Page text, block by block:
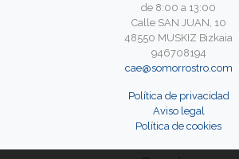
de 8:00 a 13:00
Calle SAN JUAN, 10
48550 MUSKIZ Bizkaia
946708194
cae@somorrostro.com
Política de privacidad
Aviso legal
Política de cookies